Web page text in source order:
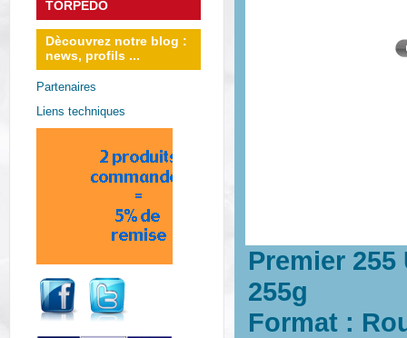
TORPEDO
Dècouvrez notre blog :
news, profils ...
Partenaires
Liens techniques
Premier
255g
Format :